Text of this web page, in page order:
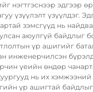
нэгтгэснээр эдгээр
үзүүлэлт үзүүлдэг.
зэмсгүүд нь
аюулгүй байдлыг
үр ашигийг
инженерчилсэн
үеийн өндөр
нь их хэмжээний
үр ашигтай